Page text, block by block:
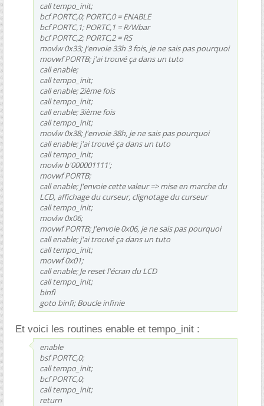
call tempo_init;
bcf PORTC,0; PORTC,0 = ENABLE
bcf PORTC,1; PORTC,1 = R/Wbar
bcf PORTC,2; PORTC,2 = RS
movlw 0x33; J'envoie 33h 3 fois, je ne sais pas pourquoi
movwf PORTB; j'ai trouvé ça dans un tuto
call enable;
call tempo_init;
call enable; 2ième fois
call tempo_init;
call enable; 3ième fois
call tempo_init;
movlw 0x38; J'envoie 38h, je ne sais pas pourquoi
call enable; j'ai trouvé ça dans un tuto
call tempo_init;
movlw b'000001111';
movwf PORTB;
call enable; J'envoie cette valeur => mise en marche du
LCD, affichage du curseur, clignotage du curseur
call tempo_init;
movlw 0x06;
movwf PORTB; J'envoie 0x06, je ne sais pas pourquoi
call enable; j'ai trouvé ça dans un tuto
call tempo_init;
movwf 0x01;
call enable; Je reset l'écran du LCD
call tempo_init;
binfi
goto binfi; Boucle infinie
Et voici les routines enable et tempo_init :
enable
bsf PORTC,0;
call tempo_init;
bcf PORTC,0;
call tempo_init;
return